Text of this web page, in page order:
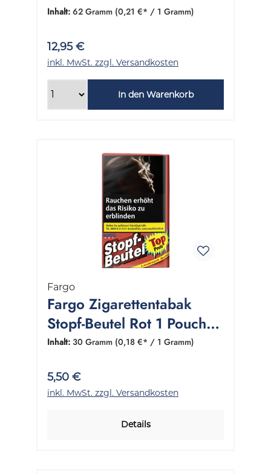
Inhalt: 62 Gramm (0,21 €* / 1 Gramm)
12,95 €
inkl. MwSt. zzgl. Versandkosten
In den Warenkorb
Fargo
Fargo Zigarettentabak
Stopf-Beutel Rot 1 Pouch
30 Gramm
Inhalt: 30 Gramm (0,18 €* / 1 Gramm)
5,50 €
inkl. MwSt. zzgl. Versandkosten
Details